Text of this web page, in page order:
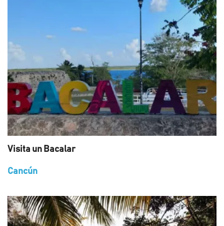
Visita un Bacalar
Cancún